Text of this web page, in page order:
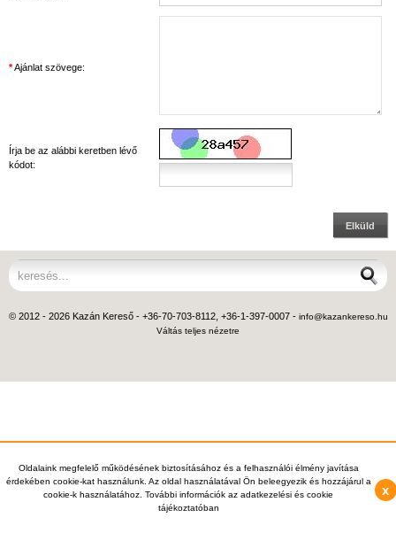
Oldalaink megfelelő működésének biztosításához és a felhasználói élmény javítása
érdekében cookie-kat használunk. Az oldal használatával Ön beleegyezik és hozzájárul a
cookie-k használatához. További információk az adatkezelési és cookie
tájékoztatóban
x
*Ajánlat szövege:
Írja be az alábbi keretben lévő
kódot:
Elküld
© 2012 - 2026 Kazán Kereső - +36-70-703-8112, +36-1-397-0007 - info@kazankereso.hu
Váltás teljes nézetre